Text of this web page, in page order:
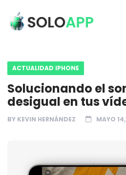
ACTUALIDAD IPHONE
Solucionando el
desigual en tus
BY KEVIN HERNÁNDEZ MAYO